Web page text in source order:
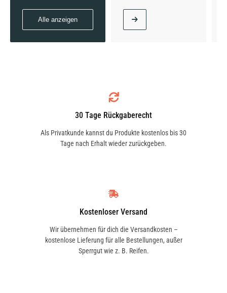
Alle anzeigen
30 Tage Rückgaberecht
Als Privatkunde kannst du Produkte kostenlos bis 30
Tage nach Erhalt wieder zurückgeben.
Kostenloser Versand
Wir übernehmen für dich die Versandkosten –
kostenlose Lieferung für alle Bestellungen, außer
Sperrgut wie z. B. Reifen.